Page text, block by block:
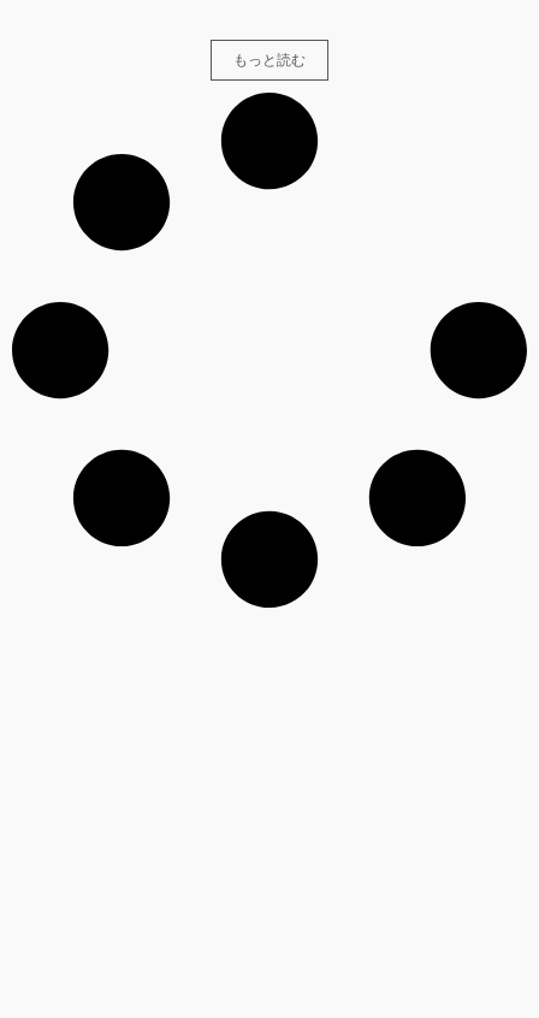
もっと読む